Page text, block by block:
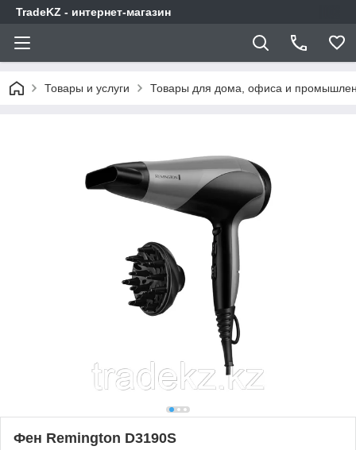
TradeKZ - интернет-магазин
Товары и услуги Товары для дома, офиса и
Фен Remington D3190S